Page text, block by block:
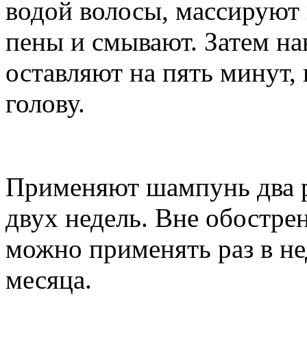
водой волосы,
пены и смывают. Затем
оставляют на пять
голову.
Применяют шампунь два
двух недель. Вне
можно применять раз в
месяца.